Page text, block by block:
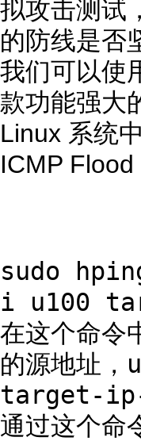
拟攻击测试
的防线是否
我们可以使
款功能强大
Linux 系统
ICMP Flood
sudo
i u100
在这个命令
的源地址，
target-
通过这个命